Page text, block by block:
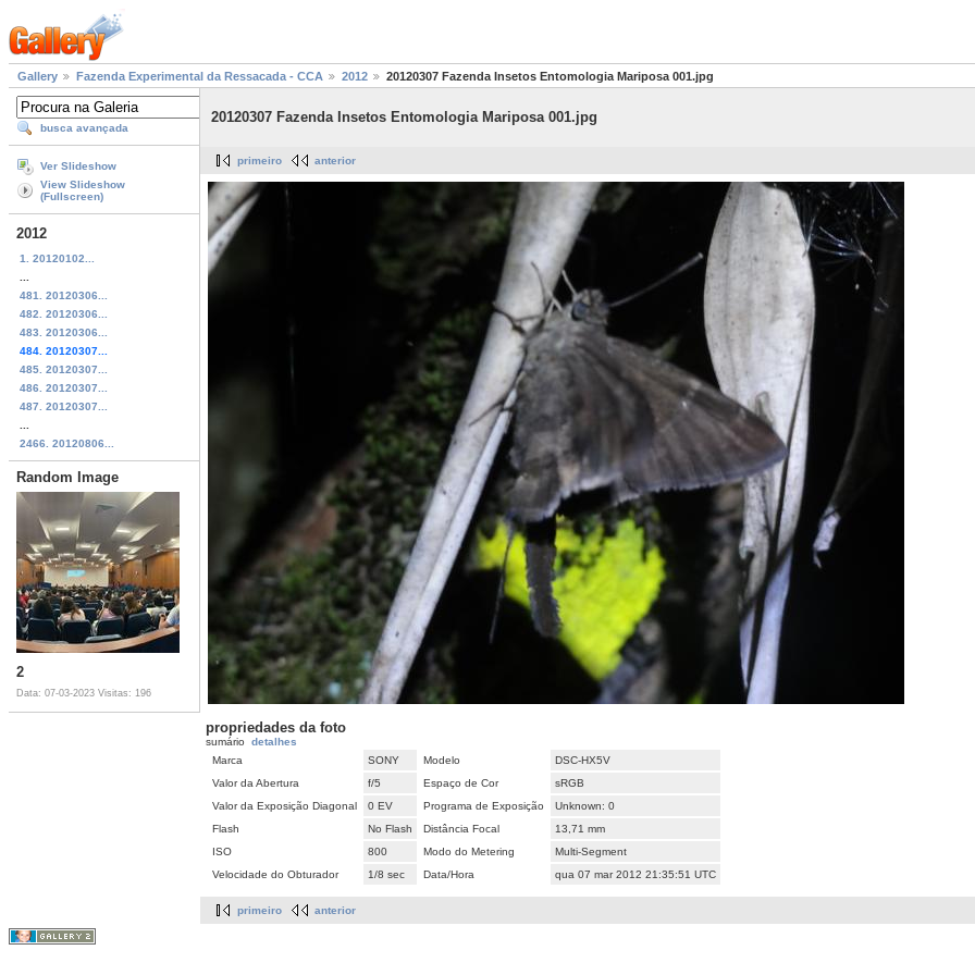
Gallery Fazenda Experimental da Ressacada - CCA 2012 20120307 Fazenda Insetos Entomologia Mariposa 001.jpg
busca avançada
Ver Slideshow
View Slideshow
(Fullscreen)
2012
1. 20120102...
481. 20120306...
482. 20120306...
483. 20120306...
484. 20120307...
485. 20120307...
486. 20120307...
487. 20120307...
2466. 20120806...
Random Image
2
Data: 07-03-2023 Visitas: 196
20120307 Fazenda Insetos Entomologia Mariposa 001.jpg
primeiro anterior
propriedades da foto
sumário detalhes
Marca
SONY Modelo
DSC-HX5V
Valor da Abertura
f/5 Espaço de Cor
sRGB
Valor da Exposição Diagonal
0 EV Programa de Exposição
Unknown: 0
Flash
No Flash Distância Focal
13,71 mm
ISO
800 Modo do Metering
Multi-Segment
Velocidade do Obturador
1/8 sec Data/Hora qua 07 mar 2012 21:35:51 UTC
primeiro anterior